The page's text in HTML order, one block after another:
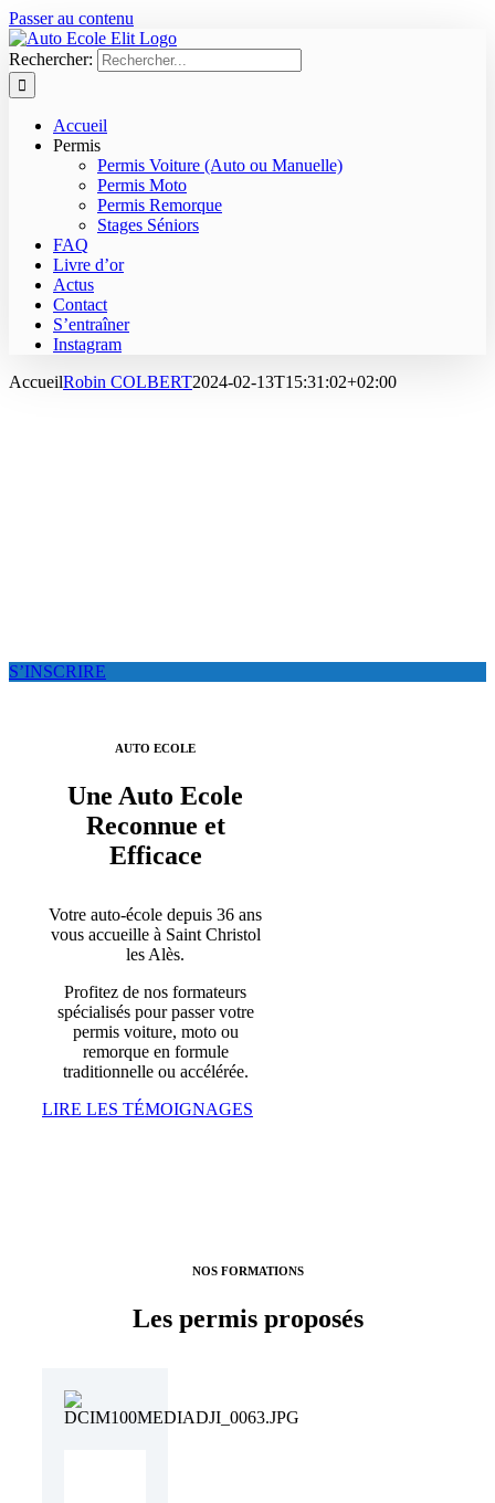
Passer au contenu
Rechercher:
Accueil
Permis
Permis Voiture (Auto ou Manuelle)
Permis Moto
Permis Remorque
Stages Séniors
FAQ
Livre d’or
Actus
Contact
S’entraîner
Instagram
AccueilRobin COLBERT2024-02-13T15:31:02+02:00
S’INSCRIRE
AUTO ECOLE
Une Auto Ecole
Reconnue et
Efficace
Votre auto-école depuis 36 ans
vous accueille à Saint Christol
les Alès.
Profitez de nos formateurs
spécialisés pour passer votre
permis voiture, moto ou
remorque en formule
traditionnelle ou accélérée.
LIRE LES TÉMOIGNAGES
NOS FORMATIONS
Les permis proposés